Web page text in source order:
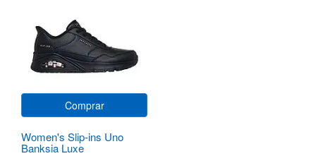
Comprar
Women's Slip-ins Uno
Banksia Luxe